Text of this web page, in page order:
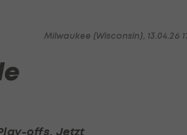
Milwaukee (Wisconsin), 13.04.26
offs. Jetzt